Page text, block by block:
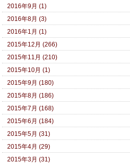
2016年9月 (1)
2016年8月 (3)
2016年1月 (1)
2015年12月 (266)
2015年11月 (210)
2015年10月 (1)
2015年9月 (180)
2015年8月 (186)
2015年7月 (168)
2015年6月 (184)
2015年5月 (31)
2015年4月 (29)
2015年3月 (31)